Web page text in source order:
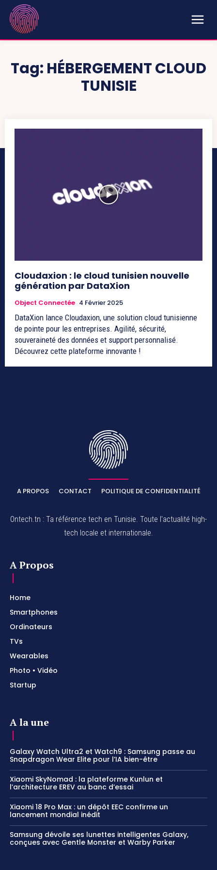
Tag: HÉBERGEMENT CLOUD
TUNISIE
Cloudaxion : le cloud tunisien nouvelle
génération par DataXion
Object Connectée 4 Février 2025
DataXion lance Cloudaxion, une solution cloud tunisienne
de pointe pour les entreprises. Agilité, sécurité,
souveraineté des données et support personnalisé.
Découvrez cette plateforme innovante !
A PROPOS CONTACT POLITIQUE DE CONFIDENTIALITÉ
Ontech.tn : Ta référence tech en Tunisie. Toute l'actualité high-
tech locale et internationale.
A Propos
Home
Smartphones
Ordinateurs
TVs
Wearables
Photo • Vidéo
Startup
A la une
Galaxy Watch Ultra2 et Watch9 : Samsung passe au
Snapdragon Wear Elite pour l’IA bien-être
Xiaomi SkyNomad : la plateforme Kunlun et
l’architecture EREV au banc d’essai
Xiaomi 18 Pro Max : un dépôt EEC confirme un
lancement mondial inédit
Samsung dévoile ses lunettes intelligentes Galaxy,
conçues avec Gentle Monster et Warby Parker